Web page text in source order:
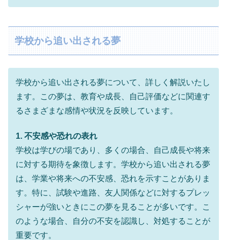
学校から追い出される夢
学校から追い出される夢について、詳しく解説いたし
ます。この夢は、教育や成長、自己評価などに関連す
るさまざまな感情や状況を反映しています。
1. 不安感や恐れの表れ
学校は学びの場であり、多くの場合、自己成長や将来
に対する期待を象徴します。学校から追い出される夢
は、学業や将来への不安感、恐れを示すことがありま
す。特に、試験や進路、友人関係などに対するプレッ
シャーが強いときにこの夢を見ることが多いです。こ
のような場合、自分の不安を認識し、対処することが
重要です。